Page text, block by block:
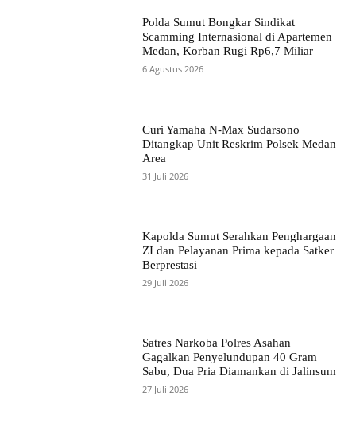
Polda Sumut Bongkar Sindikat
Scamming Internasional di Apartemen
Medan, Korban Rugi Rp6,7 Miliar
6 Agustus 2026
Curi Yamaha N-Max Sudarsono
Ditangkap Unit Reskrim Polsek Medan
Area
31 Juli 2026
Kapolda Sumut Serahkan Penghargaan
ZI dan Pelayanan Prima kepada Satker
Berprestasi
29 Juli 2026
Satres Narkoba Polres Asahan
Gagalkan Penyelundupan 40 Gram
Sabu, Dua Pria Diamankan di Jalinsum
27 Juli 2026